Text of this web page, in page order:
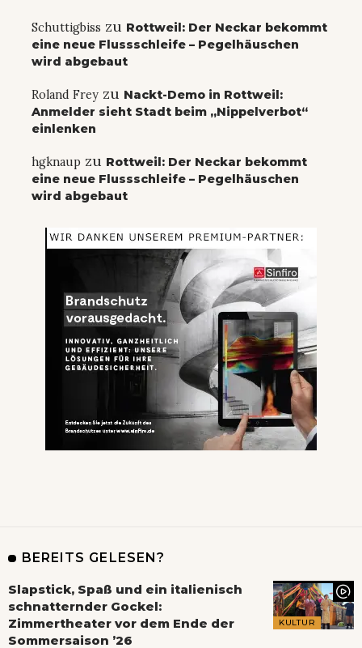
Schuttigbiss zu Rottweil: Der Neckar bekommt
eine neue Flussschleife – Pegelhäuschen
wird abgebaut
Roland Frey zu Nackt-Demo in Rottweil:
Anmelder sieht Stadt beim „Nippelverbot“
einlenken
hgknaup zu Rottweil: Der Neckar bekommt
eine neue Flussschleife – Pegelhäuschen
wird abgebaut
BEREITS GELESEN?
KULTUR
Slapstick, Spaß und ein italienisch
schnatternder Gockel:
Zimmertheater vor dem Ende der
Sommersaison ’26